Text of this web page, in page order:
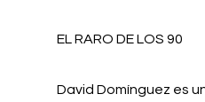
EL RARO DE LOS 90
David Domínguez es